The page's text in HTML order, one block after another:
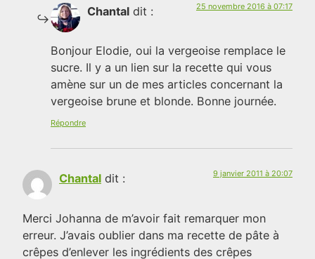
Chantal dit : 25 novembre 2016 à 07:17
Bonjour Elodie, oui la vergeoise remplace le
sucre. Il y a un lien sur la recette qui vous
amène sur un de mes articles concernant la
vergeoise brune et blonde. Bonne journée.
Répondre
Chantal dit : 9 janvier 2011 à 20:07
Merci Johanna de m’avoir fait remarquer mon
erreur. J’avais oublier dans ma recette de pâte à
crêpes d’enlever les ingrédients des crêpes